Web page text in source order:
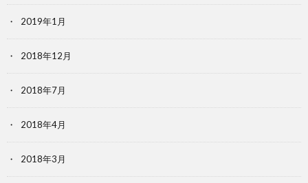
2019年1月
2018年12月
2018年7月
2018年4月
2018年3月